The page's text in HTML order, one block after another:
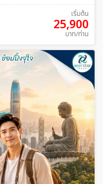
เริ่มต้น
25,900
บาท/ท่าน